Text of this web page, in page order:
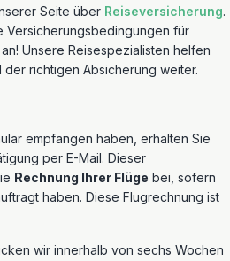
Seite über Reiseversicherung.
Versicherungsbedingungen für
Unsere Reisespezialisten helfen
richtigen Absicherung weiter.
empfangen haben, erhalten Sie
per E-Mail. Dieser
Rechnung Ihrer Flüge bei, sofern
haben. Diese Flugrechnung ist
wir innerhalb von sechs Wochen